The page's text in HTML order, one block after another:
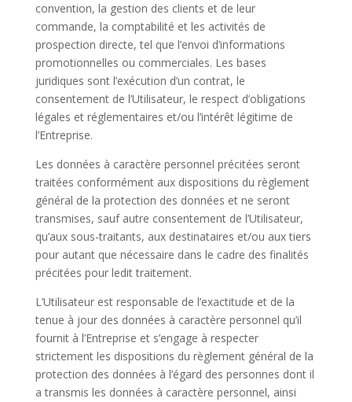
convention, la gestion des clients et de leur
commande, la comptabilité et les activités de
prospection directe, tel que l’envoi d’informations
promotionnelles ou commerciales. Les bases
juridiques sont l’exécution d’un contrat, le
consentement de l’Utilisateur, le respect d’obligations
légales et réglementaires et/ou l’intérêt légitime de
l’Entreprise.
Les données à caractère personnel précitées seront
traitées conformément aux dispositions du règlement
général de la protection des données et ne seront
transmises, sauf autre consentement de l’Utilisateur,
qu’aux sous-traitants, aux destinataires et/ou aux tiers
pour autant que nécessaire dans le cadre des finalités
précitées pour ledit traitement.
L’Utilisateur est responsable de l’exactitude et de la
tenue à jour des données à caractère personnel qu’il
fournit à l’Entreprise et s’engage à respecter
strictement les dispositions du règlement général de la
protection des données à l’égard des personnes dont il
a transmis les données à caractère personnel, ainsi